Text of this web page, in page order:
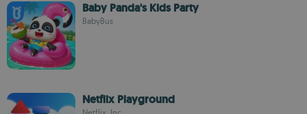
Baby Panda's Kids Party
BabyBus
Netflix Playground